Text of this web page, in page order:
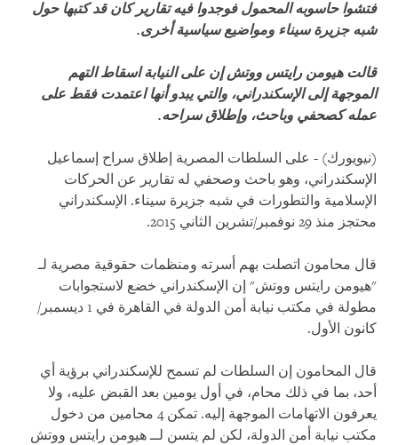
فتشوا حاسوبه المحمول فوجدوا فيه تقارير كان قد كتبها حول
شبه جزيرة سيناء ومواضيع سياسية أخرى.
قالت هيومن رايتس ووتش إن على النيابة اسقاط التهم
الموجهة إلى الإسكندراني، والتي يبدو أنها اعتمدت فقط على
عمله كصحفي وباحث، وإطلاق سراحه.
(نيويورك) - على السلطات المصرية إطلاق سراح إسماعيل
الإسكندراني، وهو باحث وصحفي له تقارير عن الحركات
الإسلامية والتطورات في شبه جزيرة سيناء. الإسكندراني
محتجز منذ 29 نوفمبر/تشرين الثاني 2015.
قال محامون اتصلت بهم أسرته ومنظمات حقوقية مصرية لـ
"هيومن رايتس ووتش" إن الإسكندراني خضع لاستجوابات
مطولة في مكتب نيابة أمن الدولة في القاهرة في 1 ديسمبر/
كانون الأول.
قال المحامون إن السلطات لم تسمح للإسكندراني برؤية أي
أحد، بما في ذلك محام، في أول يومين بعد القبض عليه، ولا
يعرفون الاتهامات الموجهة إليه. تمكن 4 محامين من دخول
مكتب نيابة أمن الدولة، لكن لم يتسن لــ هيومن رايتس ووتش